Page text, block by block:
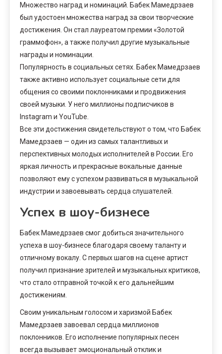
Множество наград и номинаций. Бабек Мамедрзаев
был удостоен множества наград за свои творческие
достижения. Он стал лауреатом премии «Золотой
граммофон», а также получил другие музыкальные
награды и номинации.
Популярность в социальных сетях. Бабек Мамедрзаев
также активно использует социальные сети для
общения со своими поклонниками и продвижения
своей музыки. У него миллионы подписчиков в
Instagram и YouTube.
Все эти достижения свидетельствуют о том, что Бабек
Мамедрзаев — один из самых талантливых и
перспективных молодых исполнителей в России. Его
яркая личность и прекрасные вокальные данные
позволяют ему с успехом развиваться в музыкальной
индустрии и завоевывать сердца слушателей.
Успех в шоу-бизнесе
Бабек Мамедрзаев смог добиться значительного
успеха в шоу-бизнесе благодаря своему таланту и
отличному вокалу. С первых шагов на сцене артист
получил признание зрителей и музыкальных критиков,
что стало отправной точкой к его дальнейшим
достижениям.
Своим уникальным голосом и харизмой Бабек
Мамедрзаев завоевал сердца миллионов
поклонников. Его исполнение популярных песен
всегда вызывает эмоциональный отклик и